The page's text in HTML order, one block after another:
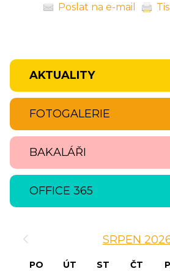
Poslat na e-mail
AKTUALITY
FOTOGALERIE
BAKALÁŘI
OFFICE 365
SRPEN
PO ÚT ST ČT